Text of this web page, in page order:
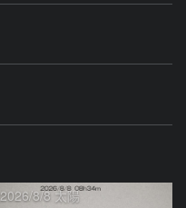
2026/8/8 太陽